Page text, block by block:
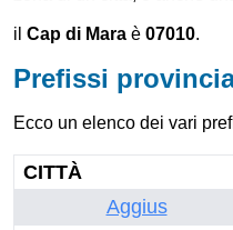
il Cap di Mara è 07010.
Prefissi
Ecco un elenco dei vari
CITTÀ
Aggius